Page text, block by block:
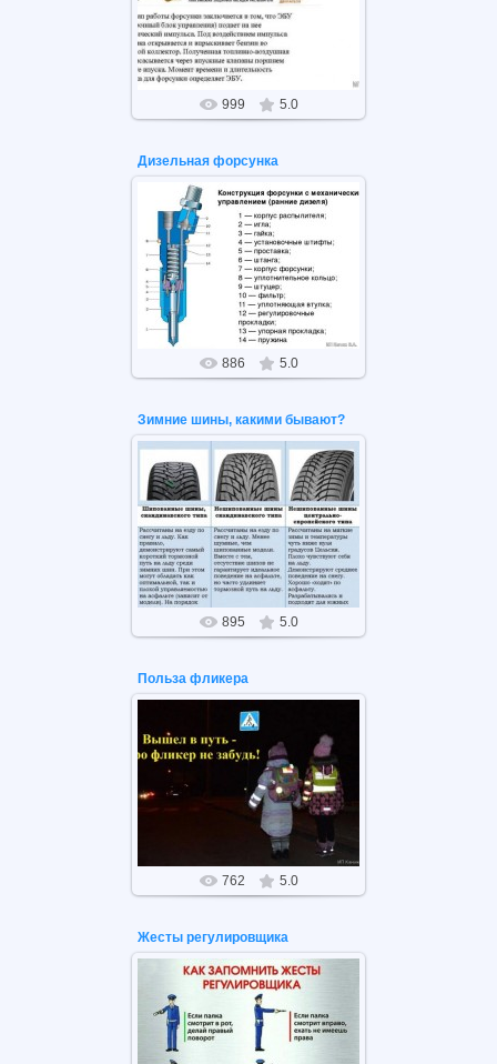
Электромагнитная бензиновая
форсунка. Принцип работы.
999 5.0
Дизельная форсунка
02.12.2020
Дизельная форсунка. Принцип
работы.
886 5.0
Зимние шины, какими бывают?
30.11.2020
Какими бывают зимние шины
895 5.0
Польза фликера
30.11.2020
Вышел в путь, про фликер не
забудь!
762 5.0
Жесты регулировщика
30.11.2020
Жесты регулировщика ПДД